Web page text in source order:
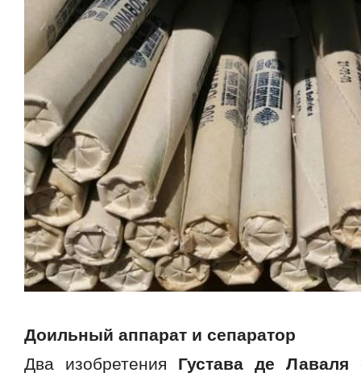
Доильный аппарат и сепаратор
Два изобретения Густава де Лаваля